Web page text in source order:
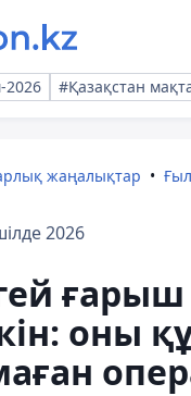
2026 #Қазақстан
жаңалықтар
2026
оны